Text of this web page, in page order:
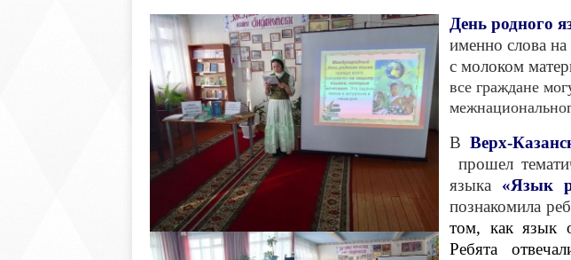
День родного
именно слова
с молоком
все граждане
В Верх-
прошел
языка «Язык
познакомила
том, как язык
Ребята